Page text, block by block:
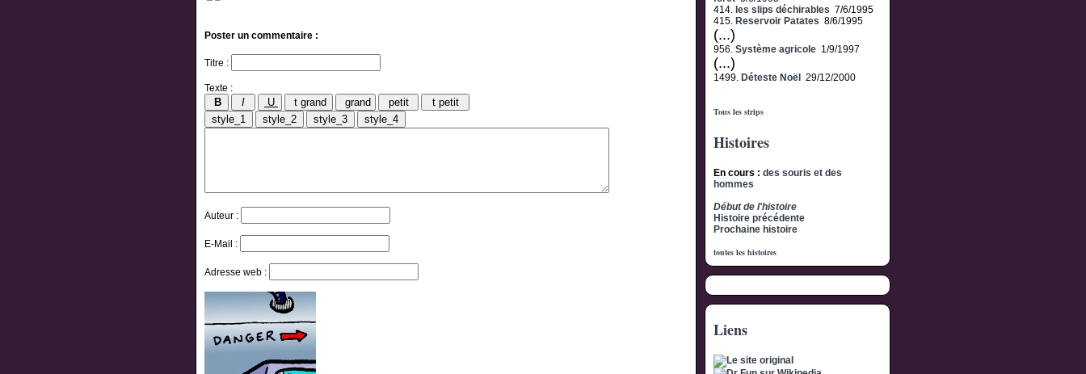
Poster un commentaire :
Titre :
Texte :
Auteur :
E-Mail :
Adresse web :
414. les slips déchirables 7/6/1995
415. Reservoir Patates 8/6/1995
(...)
956. Système agricole 1/9/1997
(...)
1499. Déteste Noël 29/12/2000
Tous les strips
Histoires
En cours : des souris et des
hommes
Début de l'histoire
Histoire précédente
Prochaine histoire
toutes les histoires
Liens